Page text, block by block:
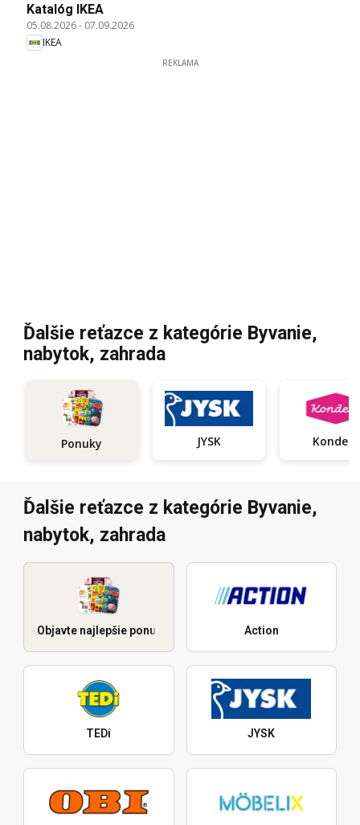
Katalóg IKEA
05.08.2026- 07.09.2026
IKEA
REKLAMA
Ďalšie reťazce z kategórie Byvanie,
nabytok, zahrada
Ponuky JYSK Kondela
Ďalšie reťazce z kategórie Byvanie,
nabytok, zahrada
Objavte najlepšie ponuky Action
TEDi JYSK